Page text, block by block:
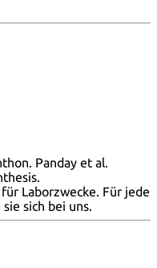
Panday et al.
Laborzwecke. Für jede
sie sich bei uns.